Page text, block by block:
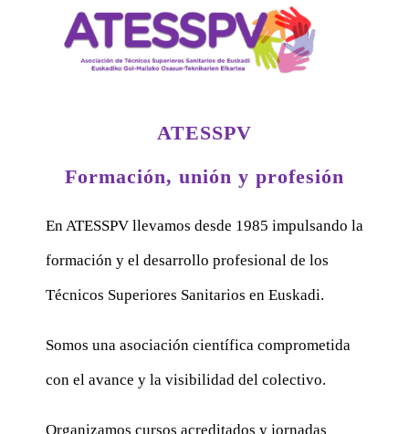
ATESSPV
Formación, unión y profesión
En ATESSPV llevamos desde 1985 impulsando la
formación y el desarrollo profesional de los
Técnicos Superiores Sanitarios en Euskadi.
Somos una asociación científica comprometida
con el avance y la visibilidad del colectivo.
Organizamos cursos acreditados y jornadas